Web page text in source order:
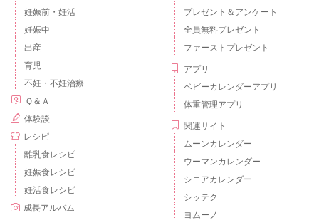
妊娠前・妊活
妊娠中
出産
育児
不妊・不妊治療
Ｑ＆Ａ
体験談
レシピ
離乳食レシピ
妊娠食レシピ
妊活食レシピ
成長アルバム
プレゼント＆アンケート
全員無料プレゼント
ファーストプレゼント
アプリ
ベビーカレンダーアプリ
体重管理アプリ
関連サイト
ムーンカレンダー
ウーマンカレンダー
シニアカレンダー
シッテク
ヨムーノ